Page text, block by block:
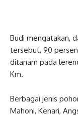
Budi mengatakan,
tersebut, 90
ditanam pada
Km.
Berbagai jenis
Mahoni, Kenari,